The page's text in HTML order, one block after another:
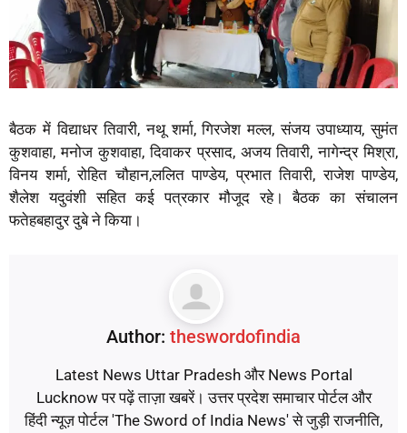
बैठक में विद्याधर तिवारी, नथू शर्मा, गिरजेश मल्ल, संजय उपाध्याय, सुमंत
कुशवाहा, मनोज कुशवाहा, दिवाकर प्रसाद, अजय तिवारी, नागेन्द्र मिश्रा,
विनय शर्मा, रोहित चौहान,ललित पाण्डेय, प्रभात तिवारी, राजेश पाण्डेय,
शैलेश यदुवंशी सहित कई पत्रकार मौजूद रहे। बैठक का संचालन
फतेहबहादुर दुबे ने किया।
Author: theswordofindia
Latest News Uttar Pradesh और News Portal
Lucknow पर पढ़ें ताज़ा खबरें। उत्तर प्रदेश समाचार पोर्टल और
हिंदी न्यूज़ पोर्टल 'The Sword of India News' से जुड़ी राजनीति,